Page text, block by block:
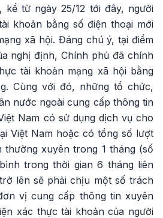
kể từ ngày 25/12 tới đây, người
khoản bằng số điện thoại mới
xã hội. Đáng chú ý, tại điểm
nghị định, Chính phủ đã chính
tài khoản mạng xã hội bằng
Cùng với đó, những tổ chức,
nước ngoài cung cấp thông tin
Nam có sử dụng dịch vụ cho
Việt Nam hoặc có tổng số lượt
xuyên trong 1 tháng (số
trong thời gian 6 tháng liên
lên sẽ phải chịu một số trách
vị cung cấp thông tin xuyên
xác thực tài khoản của người